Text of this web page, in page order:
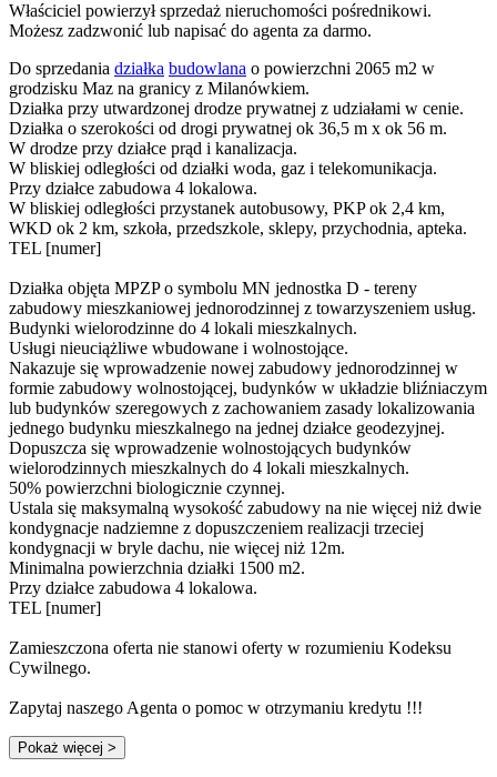
Właściciel powierzył sprzedaż nieruchomości pośrednikowi.
Możesz zadzwonić lub napisać do agenta za darmo.
Do sprzedania działka budowlana o powierzchni 2065 m2 w
grodzisku Maz na granicy z Milanówkiem.
Działka przy utwardzonej drodze prywatnej z udziałami w cenie.
Działka o szerokości od drogi prywatnej ok 36,5 m x ok 56 m.
W drodze przy działce prąd i kanalizacja.
W bliskiej odległości od działki woda, gaz i telekomunikacja.
Przy działce zabudowa 4 lokalowa.
W bliskiej odległości przystanek autobusowy, PKP ok 2,4 km,
WKD ok 2 km, szkoła, przedszkole, sklepy, przychodnia, apteka.
TEL [numer]
Działka objęta MPZP o symbolu MN jednostka D - tereny
zabudowy mieszkaniowej jednorodzinnej z towarzyszeniem usług.
Budynki wielorodzinne do 4 lokali mieszkalnych.
Usługi nieuciążliwe wbudowane i wolnostojące.
Nakazuje się wprowadzenie nowej zabudowy jednorodzinnej w
formie zabudowy wolnostojącej, budynków w układzie bliźniaczym
lub budynków szeregowych z zachowaniem zasady lokalizowania
jednego budynku mieszkalnego na jednej działce geodezyjnej.
Dopuszcza się wprowadzenie wolnostojących budynków
wielorodzinnych mieszkalnych do 4 lokali mieszkalnych.
50% powierzchni biologicznie czynnej.
Ustala się maksymalną wysokość zabudowy na nie więcej niż dwie
kondygnacje nadziemne z dopuszczeniem realizacji trzeciej
kondygnacji w bryle dachu, nie więcej niż 12m.
Minimalna powierzchnia działki 1500 m2.
Przy działce zabudowa 4 lokalowa.
TEL [numer]
Zamieszczona oferta nie stanowi oferty w rozumieniu Kodeksu
Cywilnego.
Zapytaj naszego Agenta o pomoc w otrzymaniu kredytu !!!
Pokaż więcej >